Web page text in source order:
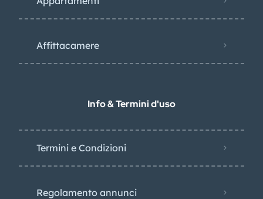
Affittacamere
Info & Termini d'uso
Termini e Condizioni
Regolamento annunci